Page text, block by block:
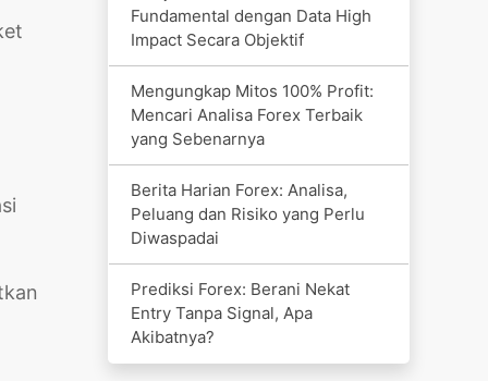
Fundamental dengan Data High
Impact Secara Objektif
Mengungkap Mitos 100% Profit:
Mencari Analisa Forex Terbaik
yang Sebenarnya
Berita Harian Forex: Analisa,
Peluang dan Risiko yang Perlu
Diwaspadai
Prediksi Forex: Berani Nekat
Entry Tanpa Signal, Apa
Akibatnya?